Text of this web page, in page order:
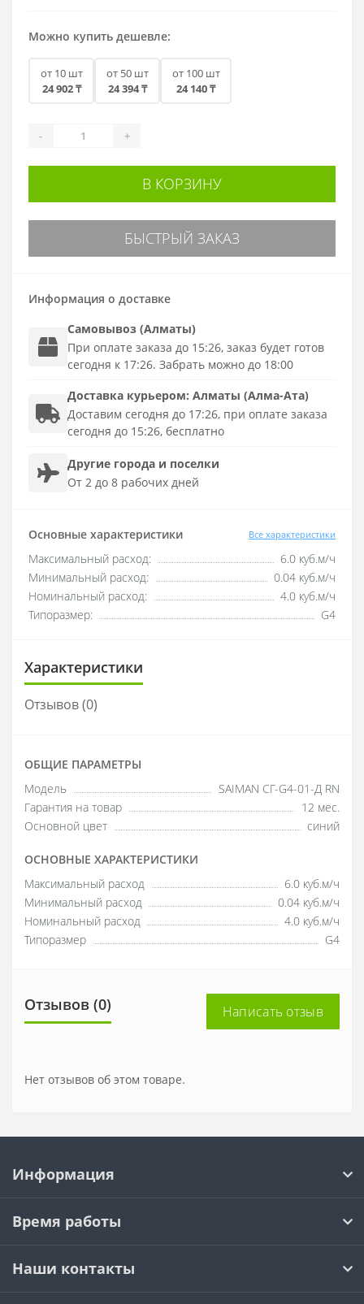
Можно купить дешевле:
от 10 шт
24 902 ₸
от 50 шт
24 394 ₸
от 100 шт
24 140 ₸
- +
В КОРЗИНУ
БЫСТРЫЙ ЗАКАЗ
Информация о доставке
Самовывоз (Алматы)
При оплате заказа до 15:26, заказ будет готов
сегодня к 17:26. Забрать можно до 18:00
Доставка курьером: Алматы (Алма-Ата)
Доставим сегодня до 17:26, при оплате заказа
сегодня до 15:26, бесплатно
Другие города и поселки
От 2 до 8 рабочих дней
Основные характеристики Все характеристики
Максимальный расход:
6.0 куб.м/ч
Минимальный расход:
0.04 куб.м/ч
Номинальный расход:
4.0 куб.м/ч
Типоразмер:
G4
Характеристики
Отзывов (0)
ОБЩИЕ ПАРАМЕТРЫ
Модель
SAIMAN СГ-G4-01-Д RN
Гарантия на товар
12 мес.
Основной цвет
синий
ОСНОВНЫЕ ХАРАКТЕРИСТИКИ
Максимальный расход
6.0 куб.м/ч
Минимальный расход
0.04 куб.м/ч
Номинальный расход
4.0 куб.м/ч
Типоразмер
G4
Отзывов (0) Написать отзыв
Нет отзывов об этом товаре.
Информация
Время работы
Наши контакты